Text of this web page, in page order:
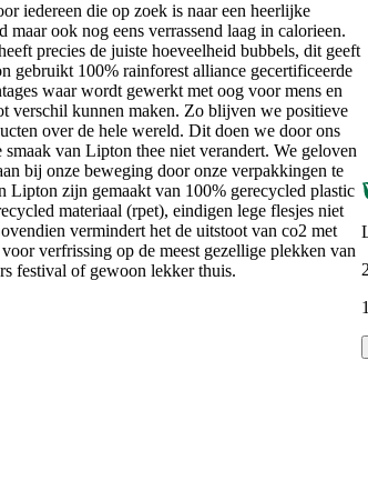
iedereen die op zoek is naar een heerlijke
ook nog eens verrassend laag in calorieen.
precies de juiste hoeveelheid bubbels, dit geeft
gebruikt 100% rainforest alliance gecertificeerde
waar wordt gewerkt met oog voor mens en
verschil kunnen maken. Zo blijven we positieve
over de hele wereld. Dit doen we door ons
van Lipton thee niet verandert. We geloven
bij onze beweging door onze verpakkingen te
Lipton zijn gemaakt van 100% gerecycled plastic
materiaal (rpet), eindigen lege flesjes niet
vermindert het de uitstoot van co2 met
verfrissing op de meest gezellige plekken van
festival of gewoon lekker thuis.
2